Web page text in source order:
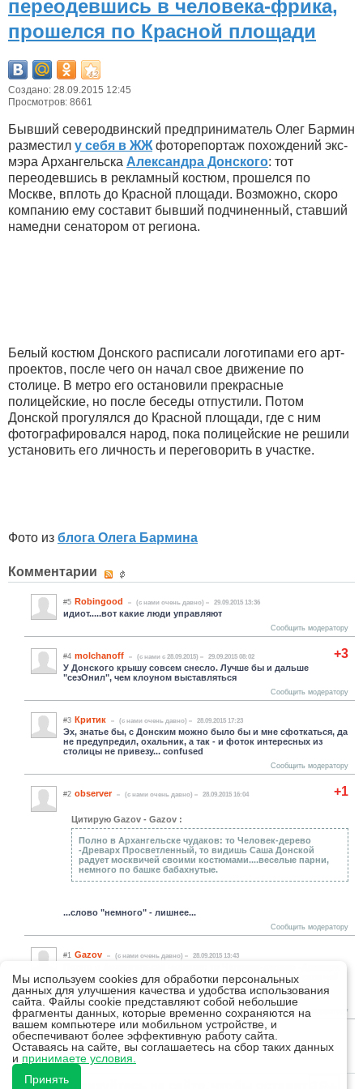
переодевшись в человека-фрика,
прошелся по Красной площади
Создано: 28.09.2015 12:45
Просмотров: 8661
Бывший северодвинский предприниматель Олег Бармин
разместил у себя в ЖЖ фоторепортаж похождений экс-
мэра Архангельска Александра Донского: тот
переодевшись в рекламный костюм, прошелся по
Москве, вплоть до Красной площади. Возможно, скоро
компанию ему составит бывший подчиненный, ставший
намедни сенатором от региона.
Белый костюм Донского расписали логотипами его арт-
проектов, после чего он начал свое движение по
столице. В метро его остановили прекрасные
полицейские, но после беседы отпустили. Потом
Донской прогулялся до Красной площади, где с ним
фотографировался народ, пока полицейские не решили
установить его личность и переговорить в участке.
Фото из блога Олега Бармина
Комментарии
#5 Robingood (c нами очень давно) 29.09.2015 13:36
идиот.....вот какие люди управляют
Сообщить модератору
+3
#4 molchanoff (c нами с 28.09.2015) 29.09.2015 08:02
У Донского крышу совсем снесло. Лучше бы и дальше
"сезОнил", чем клоуном выставляться
Сообщить модератору
#3 Критик (c нами очень давно) 28.09.2015 17:23
Эх, знатье бы, с Донским можно было бы и мне сфоткаться, да
не предупредил, охальник, а так - и фоток интересных из
столицы не привезу... confused
Сообщить модератору
+1
#2 observer (c нами очень давно) 28.09.2015 16:04
Цитирую Gazov - Gazov :
Полно в Архангельске чудаков: то Человек-дерево
-Древарх Просветленный, то видишь Саша Донской
радует москвичей своими костюмами....веселые парни,
немного по башке бабахнутые.
...слово "немного" - лишнее...
Сообщить модератору
#1 Gazov (c нами очень давно) 28.09.2015 13:43
Просветленный, то видишь Саша Донской радует москвичей
своими костюмами....веселые парни, немного по башке
бабахнутые.
Сообщить модератору
Обновить список комментариев
RSS лента комментариев этой записи
Авторизуйтесь на сайте, чтобы оставить
Мы используем cookies для обработки персональных
данных для улучшения качества и удобства использования
сайта. Файлы cookie представляют собой небольшие
фрагменты данных, которые временно сохраняются на
вашем компьютере или мобильном устройстве, и
обеспечивают более эффективную работу сайта.
Оставаясь на сайте, вы соглашаетесь на сбор таких данных
и принимаете условия.
Принять